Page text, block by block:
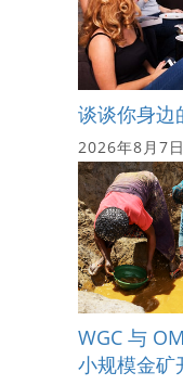
谈谈你身边
2026年8月7日
WGC 与
小规模金矿